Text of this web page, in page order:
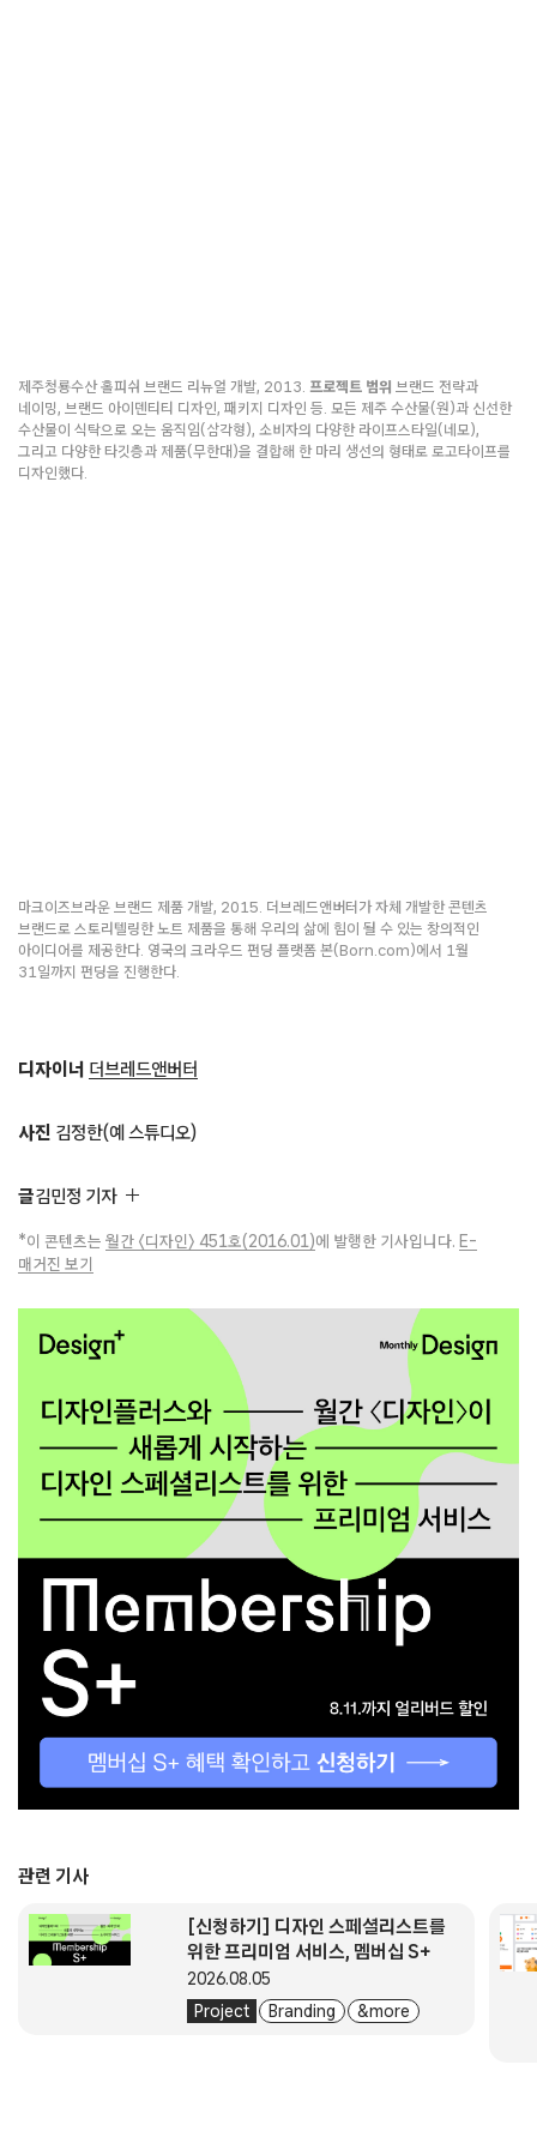
제주청룡수산 홀피쉬 브랜드 리뉴얼 개발, 2013. 프로젝트 범위
브랜드 전략과
네이밍, 브랜드 아이덴티티 디자인, 패키지 디자인 등. 모든 제주 수산물(원)과 신선한
수산물이 식탁으로 오는 움직임(삼각형), 소비자의 다양한 라이프스타일(네모),
그리고 다양한 타깃층과 제품(무한대)을 결합해 한 마리 생선의 형태로 로고타이프를
디자인했다.
마크이즈브라운 브랜드 제품 개발, 2015. 더브레드앤버터가 자체 개발한 콘텐츠
브랜드로 스토리텔링한 노트 제품을 통해 우리의 삶에 힘이 될 수 있는 창의적인
아이디어를 제공한다. 영국의 크라우드 펀딩 플랫폼 본(Born.com)에서 1월
31일까지 펀딩을 진행한다.
디자이너 더브레드앤버터
사진 김정한(예 스튜디오)
글김민정 기자
*이 콘텐츠는 월간 〈디자인〉 451호(2016.01)에 발행한 기사입니다. E-
매거진 보기
관련 기사
Project Branding & more
[신청하기] 디자인 스페셜리스트를
위한 프리미엄 서비스, 멤버십 S+
2026.08.05